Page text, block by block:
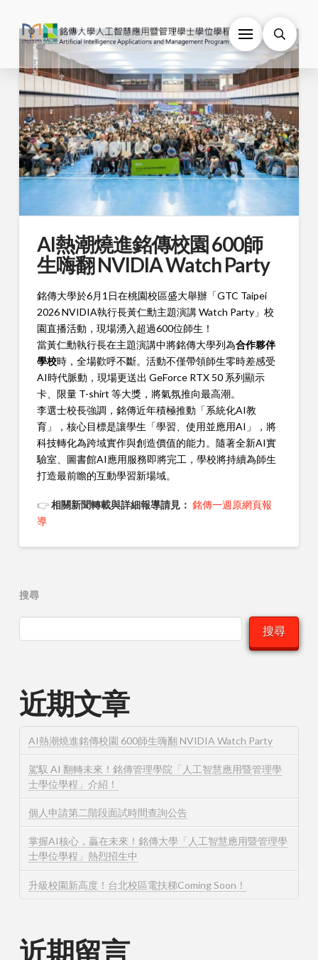
AI熱潮燒進銘傳校園 600師
生嗨翻 NVIDIA Watch Party
銘傳大學於6月1日在桃園校區盛大舉辦「GTC Taipei
2026 NVIDIA執行長黃仁勳主題演講 Watch Party」校
園直播活動，現場湧入超過600位師生！
當黃仁勳執行長在主題演講中將銘傳大學列為合作夥伴
學校時，全場歡呼不斷。活動不僅帶領師生零時差感受
AI時代脈動，現場更送出 GeForce RTX 50 系列顯示
卡、限量 T-shirt 等大獎，將氣氛推向最高潮。
李選士校長強調，銘傳近年積極推動「系統化AI教
育」，核心目標是讓學生「學習、使用並應用AI」，將
科技轉化為跨域實作與創造價值的能力。隨著全新AI實
驗室、圖書館AI應用服務即將完工，學校將持續為師生
打造最前瞻的互動學習新場域。
👉相關新聞轉載與詳細報導請見： 銘傳一週原網頁報
導
搜尋
搜尋
近期文章
AI熱潮燒進銘傳校園 600師生嗨翻 NVIDIA Watch Party
駕馭 AI 翻轉未來！銘傳管理學院「人工智慧應用暨管理學
士學位學程」介紹！
個人申請第二階段面試時間查詢公告
掌握AI核心，贏在未來！銘傳大學「人工智慧應用暨管理學
士學位學程」熱烈招生中
升級校園新高度！台北校區電扶梯Coming Soon！
近期留言